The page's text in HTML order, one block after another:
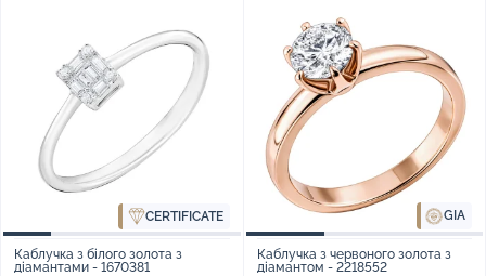
CERTIFICATE
Каблучка з білого золота з
діамантами - 1670381
GIA
Каблучка з червоного золота з
діамантом - 2218552